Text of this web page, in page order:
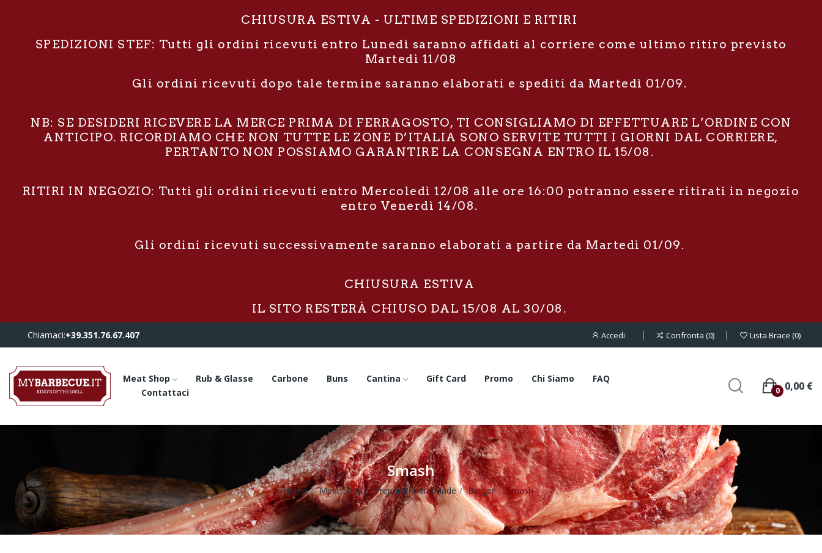
CHIUSURA ESTIVA - ULTIME SPEDIZIONI E RITIRI
SPEDIZIONI STEF: Tutti gli ordini ricevuti entro Lunedì saranno affidati al corriere come ultimo ritiro previsto
Martedì 11/08
Gli ordini ricevuti dopo tale termine saranno elaborati e spediti da Martedì 01/09.
NB: SE DESIDERI RICEVERE LA MERCE PRIMA DI FERRAGOSTO, TI CONSIGLIAMO DI EFFETTUARE L’ORDINE CON
ANTICIPO. RICORDIAMO CHE NON TUTTE LE ZONE D’ITALIA SONO SERVITE TUTTI I GIORNI DAL CORRIERE,
PERTANTO NON POSSIAMO GARANTIRE LA CONSEGNA ENTRO IL 15/08.
RITIRI IN NEGOZIO: Tutti gli ordini ricevuti entro Mercoledì 12/08 alle ore 16:00 potranno essere ritirati in negozio
entro Venerdì 14/08.
Gli ordini ricevuti successivamente saranno elaborati a partire da Martedì 01/09.
CHIUSURA ESTIVA
IL SITO RESTERÀ CHIUSO DAL 15/08 AL 30/08.
Chiamaci:+39.351.76.67.407 Accedi Confronta 0 Lista Brace 0
Meat Shop Rub & Glasse Carbone Buns Cantina Gift Card Promo Chi Siamo
FAQ
Contattaci
0,00 €
0
Smash
Home Meat Shop Preparati HandMade Burger Smash